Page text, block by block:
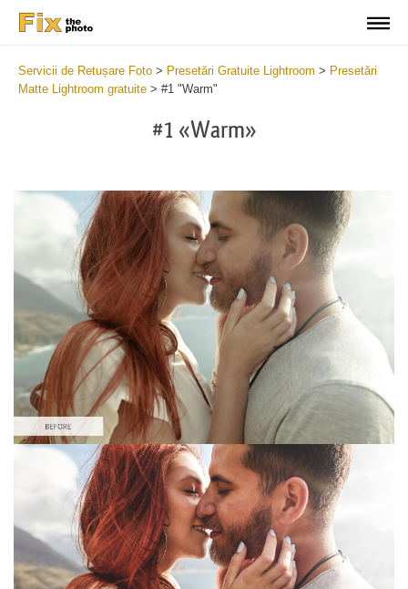
Servicii de Retușare Foto > Presetări Gratuite Lightroom > Presetări
Matte Lightroom gratuite > #1 "Warm"
#1 «Warm»
Te rog selecteaza
Free Matte Preset #1
Matte Effect
(30 Lr Presets)
Matte Complete